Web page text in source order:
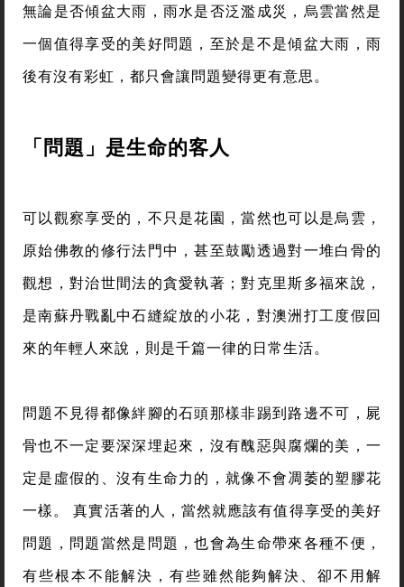
無論是否傾盆大雨，雨水是否泛濫成災，烏雲當然是
一個值得享受的美好問題，至於是不是傾盆大雨，雨
後有沒有彩虹，都只會讓問題變得更有意思。
「問題」是生命的客人
可以觀察享受的，不只是花園，當然也可以是烏雲，
原始佛教的修行法門中，甚至鼓勵透過對一堆白骨的
觀想，對治世間法的貪愛執著；對克里斯多福來說，
是南蘇丹戰亂中石縫綻放的小花，對澳洲打工度假回
來的年輕人來說，則是千篇一律的日常生活。
問題不見得都像絆腳的石頭那樣非踢到路邊不可，屍
骨也不一定要深深埋起來，沒有醜惡與腐爛的美，一
定是虛假的、沒有生命力的，就像不會凋萎的塑膠花
一樣。 真實活著的人，當然就應該有值得享受的美好
問題，問題當然是問題，也會為生命帶來各種不便，
有些根本不能解決，有些雖然能夠解決、卻不用解